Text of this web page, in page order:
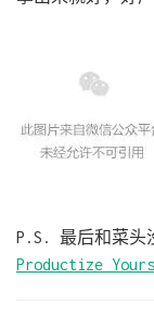
P.S. 最后和菜头
Productize